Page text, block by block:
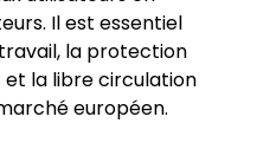
Il est essentiel
la protection
la libre circulation
européen.